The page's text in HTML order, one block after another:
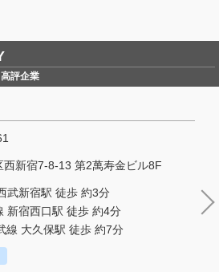
評企業
西新宿7-8-13 第2萬寿金ビル8F
武新宿駅 徒歩 約3分
新宿西口駅 徒歩 約4分
線 大久保駅 徒歩 約7分